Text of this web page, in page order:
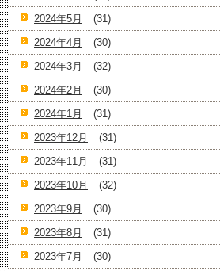
2024年5月
(31)
2024年4月
(30)
2024年3月
(32)
2024年2月
(30)
2024年1月
(31)
2023年12月
(31)
2023年11月
(31)
2023年10月
(32)
2023年9月
(30)
2023年8月
(31)
2023年7月
(30)